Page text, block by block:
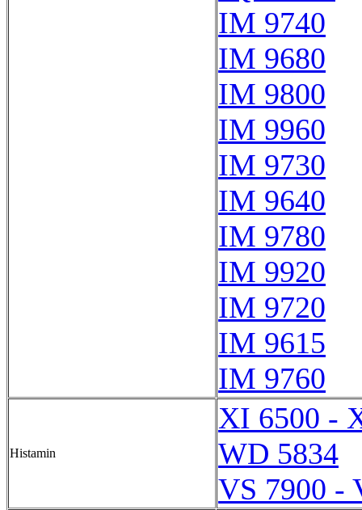
IM 9740
IM 9680
IM 9800
IM 9960
IM 9730
IM 9640
IM 9780
IM 9920
IM 9720
IM 9615
IM 9760
Histamin
XI 6500 -
WD 5834
VS 7900 -